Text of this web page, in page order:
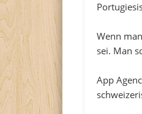
Wenn
sei. Man
App